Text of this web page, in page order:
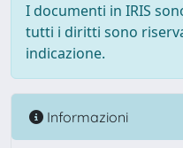
I documenti in IRIS
tutti i diritti sono
indicazione.
Informazioni